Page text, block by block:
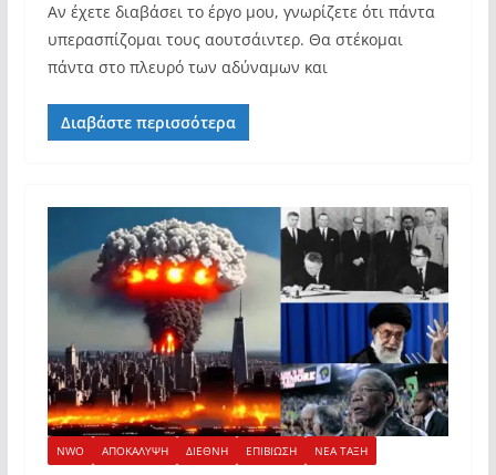
Αν έχετε διαβάσει το έργο μου, γνωρίζετε ότι πάντα
υπερασπίζομαι τους αουτσάιντερ. Θα στέκομαι
πάντα στο πλευρό των αδύναμων και
Διαβάστε περισσότερα
NWO ΑΠΟΚΑΛΥΨΗ ΔΙΕΘΝΗ ΕΠΙΒΙΩΣΗ ΝΕΑ ΤΑΞΗ